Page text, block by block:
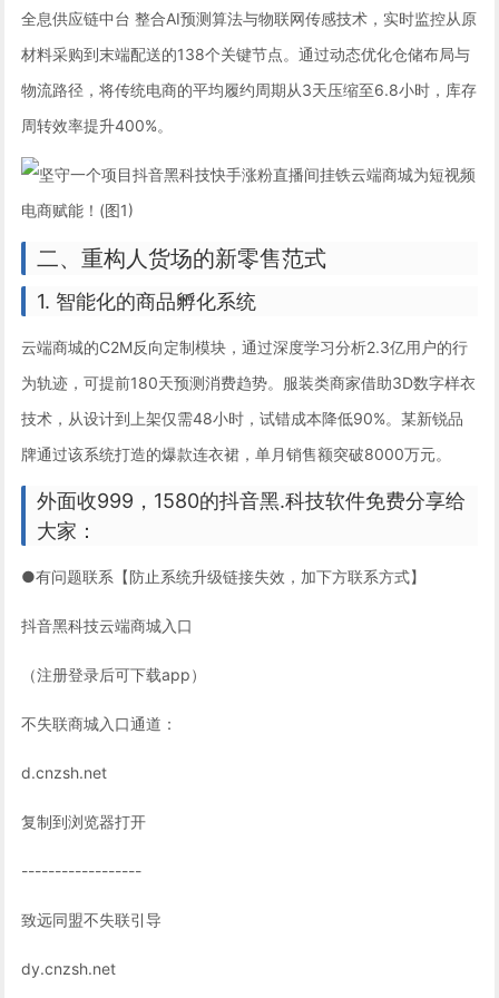
全息供应链中台 整合AI预测算法与物联网传感技术，实时监控从原
材料采购到末端配送的138个关键节点。通过动态优化仓储布局与
物流路径，将传统电商的平均履约周期从3天压缩至6.8小时，库存
周转效率提升400%。
二、重构人货场的新零售范式
1. 智能化的商品孵化系统
云端商城的C2M反向定制模块，通过深度学习分析2.3亿用户的行
为轨迹，可提前180天预测消费趋势。服装类商家借助3D数字样衣
技术，从设计到上架仅需48小时，试错成本降低90%。某新锐品
牌通过该系统打造的爆款连衣裙，单月销售额突破8000万元。
外面收999，1580的抖音黑.科技软件免费分享给
大家：
●有问题联系【防止系统升级链接失效，加下方联系方式】
抖音黑科技云端商城入口
（注册登录后可下载app）
不失联商城入口通道：
d.cnzsh.net
复制到浏览器打开
------------------
致远同盟不失联引导
dy.cnzsh.net